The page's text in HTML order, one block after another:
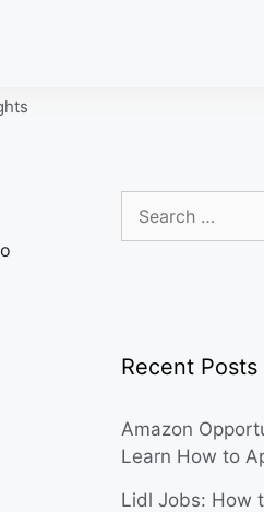
Recent Posts
Amazon
Learn How to
Lidl Jobs: How